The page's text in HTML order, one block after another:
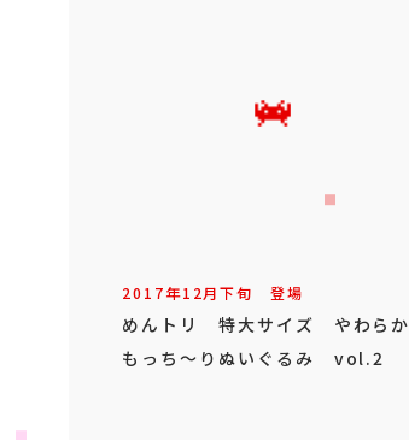
2017年12月下旬 登場
めんトリ 特大サイズ やわらか
もっち～りぬいぐるみ vol.2